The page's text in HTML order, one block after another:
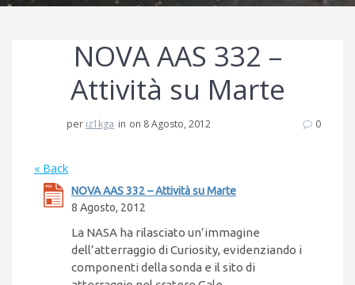
NOVA AAS 332 –
Attività su Marte
per iz1kga in on 8 Agosto, 2012 0
« Back
NOVA AAS 332 – Attività su Marte
8 Agosto, 2012
La NASA ha rilasciato un’immagine
dell’atterraggio di Curiosity, evidenziando i
componenti della sonda e il sito di